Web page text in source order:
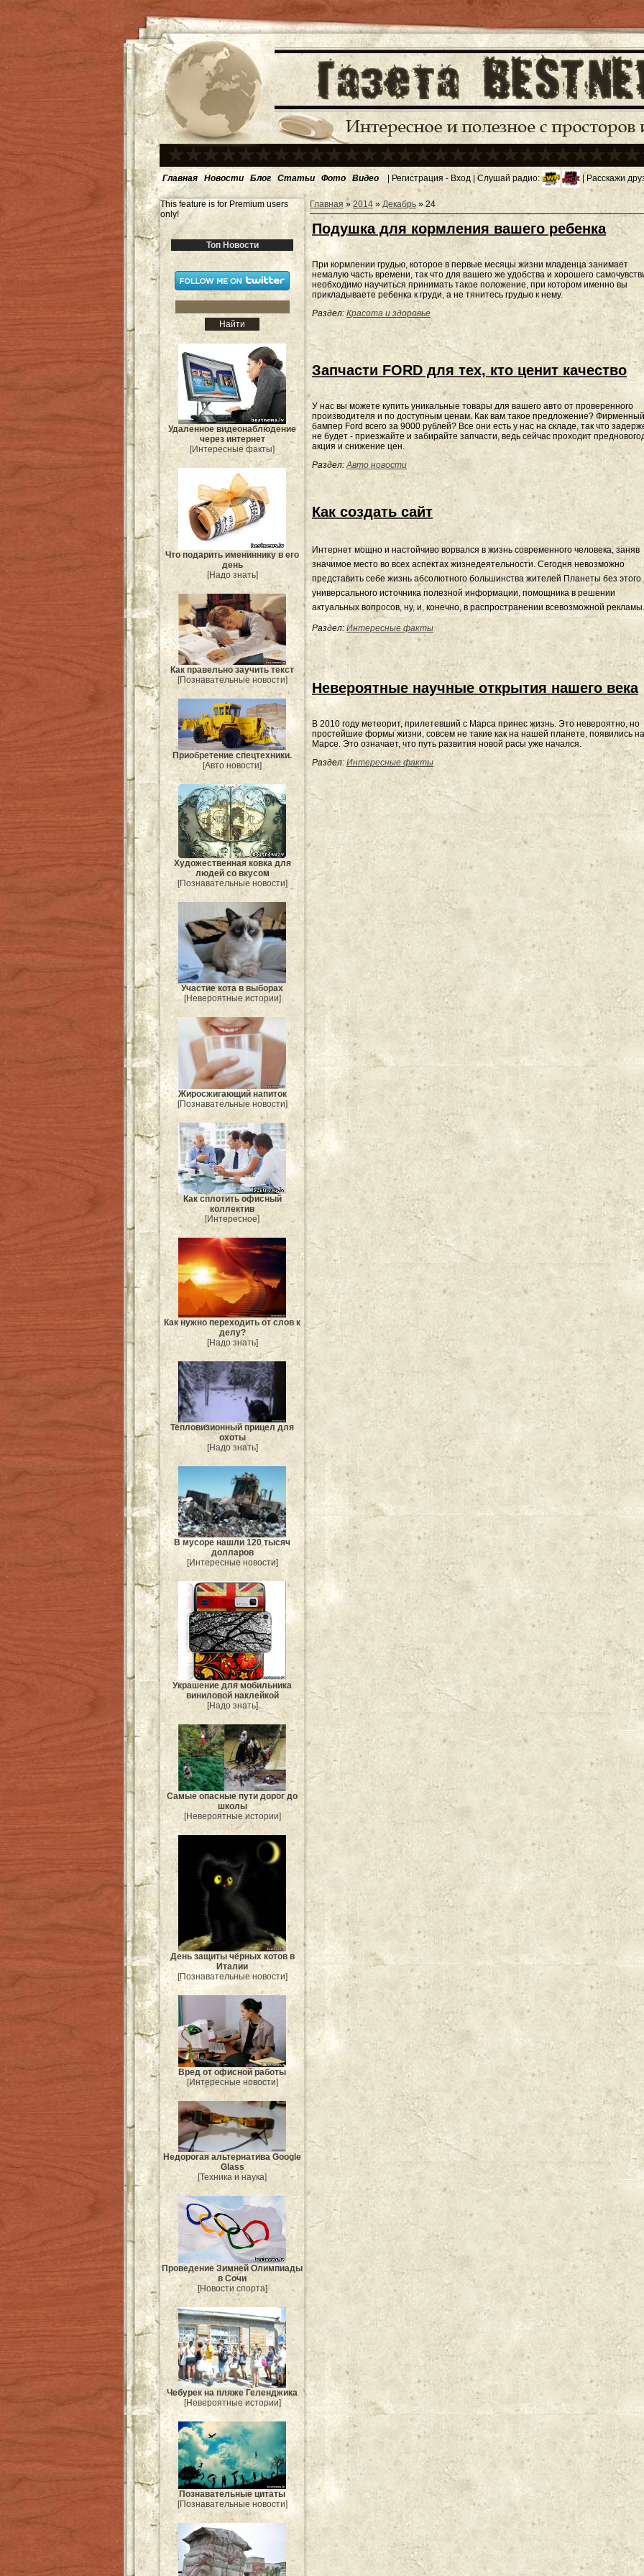
Главная Новости Блог Статьи Фото Видео | Регистрация - Вход | Слушай радио: | Расскажи
This feature is for Premium users
only!
Топ Новости
Удаленное видеонаблюдение
через интернет
[Интересные факты]
Что подарить имениннику в его
день
[Надо знать]
Как правельно заучить текст
[Познавательные новости]
Приобретение спецтехники.
[Авто новости]
Художественная ковка для
людей со вкусом
[Познавательные новости]
Участие кота в выборах
[Невероятные истории]
Жиросжигающий напиток
[Познавательные новости]
Как сплотить офисный
коллектив
[Интересное]
Как нужно переходить от слов к
делу?
[Надо знать]
Тепловизионный прицел для
охоты
[Надо знать]
В мусоре нашли 120 тысяч
долларов
[Интересные новости]
Украшение для мобильника
виниловой наклейкой
[Надо знать]
Самые опасные пути дорог до
школы
[Невероятные истории]
День защиты чёрных котов в
Италии
[Познавательные новости]
Вред от офисной работы
[Интересные новости]
Недорогая альтернатива Google
Glass
[Техника и наука]
Проведение Зимней Олимпиады
в Сочи
[Новости спорта]
Чебурек на пляже Геленджика
[Невероятные истории]
Познавательные цитаты
[Познавательные новости]
Главная » 2014 » Декабрь » 24
Подушка для кормления вашего ребенка
При кормлении грудью, которое в первые месяцы жизни младенца занимает
немалую часть времени, так что для вашего же удобства и хорошего
необходимо научиться принимать такое положение, при котором именно вы
прикладываете ребенка к груди, а не тянитесь грудью к нему.
Раздел: Красота и здоровье
Запчасти FORD для тех, кто ценит качество
У нас вы можете купить уникальные товары для вашего авто от проверенного
производителя и по доступным ценам. Как вам такое предложение? Фирменный
бампер Ford всего за 9000 рублей? Все они есть у нас на складе, так что
не будет - приезжайте и забирайте запчасти, ведь сейчас проходит
акция и снижение цен.
Раздел: Авто новости
Как создать сайт
Интернет мощно и настойчиво ворвался в жизнь современного человека, заняв
значимое место во всех аспектах жизнедеятельности. Сегодня невозможно
представить себе жизнь абсолютного большинства жителей Планеты без этого
универсального источника полезной информации, помощника в решении
актуальных вопросов, ну, и, конечно, в распространении всевозможной рекламы.
Раздел: Интересные факты
Невероятные научные открытия нашего века
В 2010 году метеорит, прилетевший с Марса принес жизнь. Это невероятно, но
простейшие формы жизни, совсем не такие как на нашей планете, появились на
Марсе. Это означает, что путь развития новой расы уже начался.
Раздел: Интересные факты